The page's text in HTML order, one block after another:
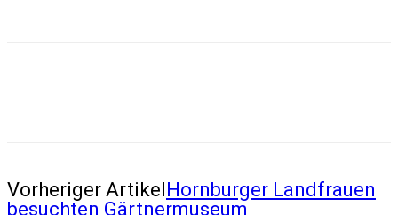
Vorheriger ArtikelHornburger Landfrauen
besuchten Gärtnermuseum